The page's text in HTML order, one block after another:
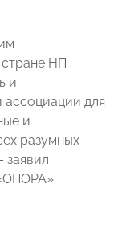
НП
и
ассоциации для
и
разумных
заявил